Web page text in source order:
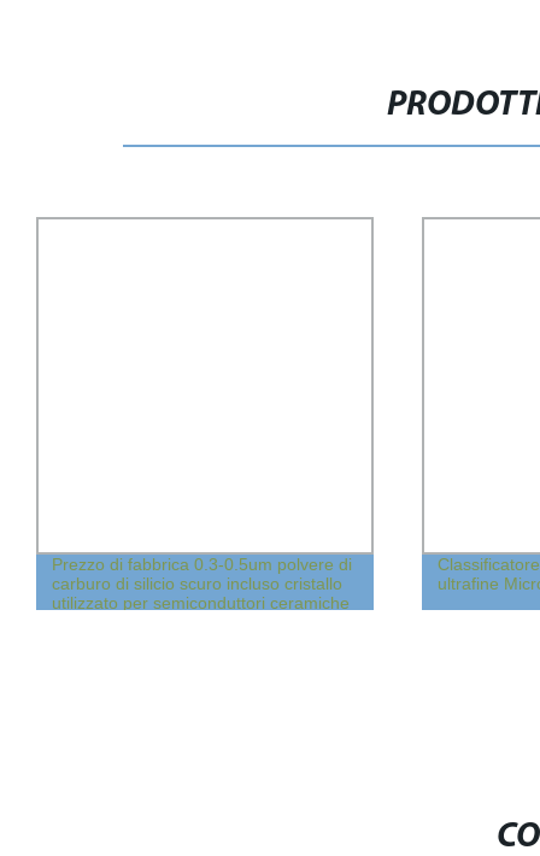
Prezzo di fabbrica 0.3-0.5um polvere di
carburo di silicio scuro incluso cristallo
utilizzato per semiconduttori ceramiche
ultrafine